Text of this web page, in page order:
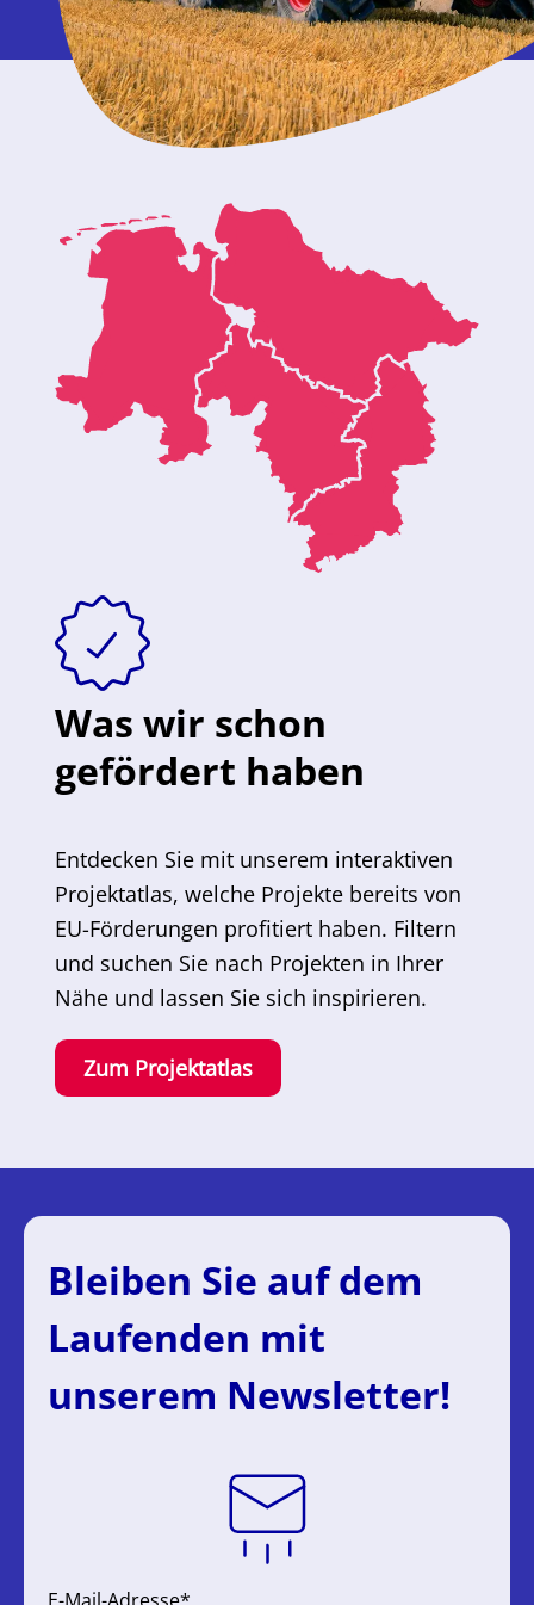
Was wir schon
gefördert haben
Entdecken Sie mit unserem interaktiven
Projektatlas, welche Projekte bereits von
EU-Förderungen profitiert haben. Filtern
und suchen Sie nach Projekten in Ihrer
Nähe und lassen Sie sich inspirieren.
Zum Projektatlas
Bleiben Sie auf dem
Laufenden mit
unserem Newsletter!